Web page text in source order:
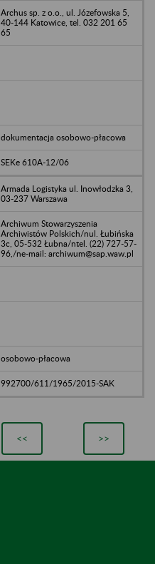
Archus sp. z o.o., ul. Józefowska 5,
40-144 Katowice, tel. 032 201 65
65
dokumentacja osobowo-płacowa
SEKe 610A-12/06
Armada Logistyka ul. Inowłodzka 3,
03-237 Warszawa
Archiwum Stowarzyszenia
Archiwistów Polskich/nul. Łubińska
3c, 05-532 Łubna/ntel. (22) 727-57-
96,/ne-mail: archiwum@sap.waw.pl
osobowo-płacowa
992700/611/1965/2015-SAK
<< >>